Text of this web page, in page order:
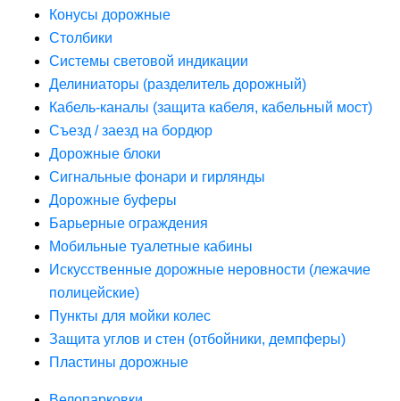
Конусы дорожные
Столбики
Системы световой индикации
Делиниаторы (разделитель дорожный)
Кабель-каналы (защита кабеля, кабельный мост)
Съезд / заезд на бордюр
Дорожные блоки
Сигнальные фонари и гирлянды
Дорожные буферы
Барьерные ограждения
Мобильные туалетные кабины
Искусственные дорожные неровности (лежачие
полицейские)
Пункты для мойки колес
Защита углов и стен (отбойники, демпферы)
Пластины дорожные